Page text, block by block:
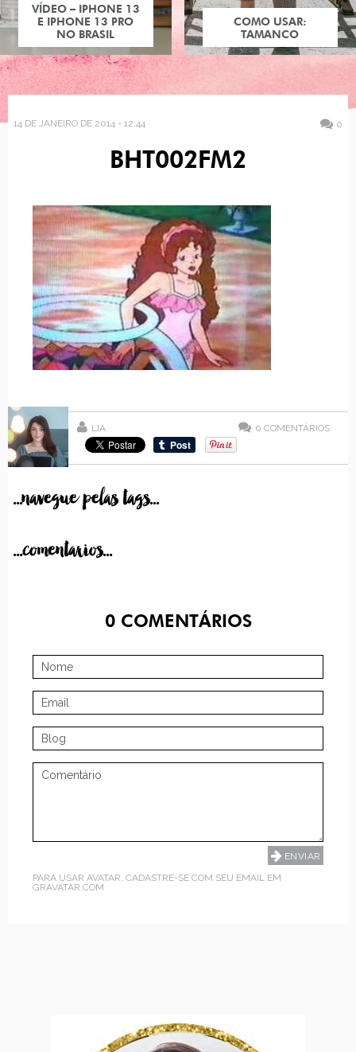
VÍDEO – IPHONE 13
E IPHONE 13 PRO
NO BRASIL
COMO USAR:
TAMANCO
14 DE JANEIRO DE 2014 - 12:44 0
BHT002FM2
LIA 0 COMENTÁRIOS
...navegue pelas tags...
...comentarios...
0COMENTÁRIOS
PARA USAR AVATAR, CADASTRE-SE COM SEU EMAIL EM
GRAVATAR.COM